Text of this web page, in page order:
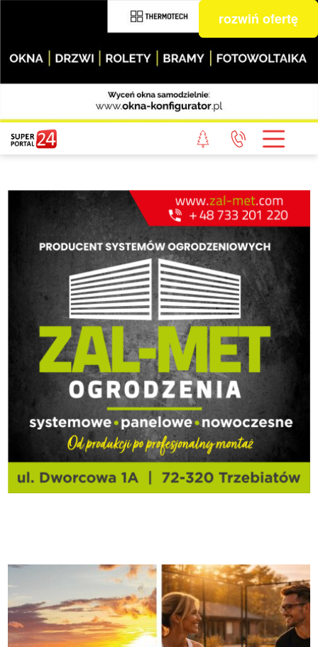
rozwiń ofertę
STRONA GŁÓWNA
POWIAT GRYFICKI
WIADOMOŚCI Z LASU
STUDIO SUPERPORTALU
KONTAKT
REDAKCJA
REGULAMIN